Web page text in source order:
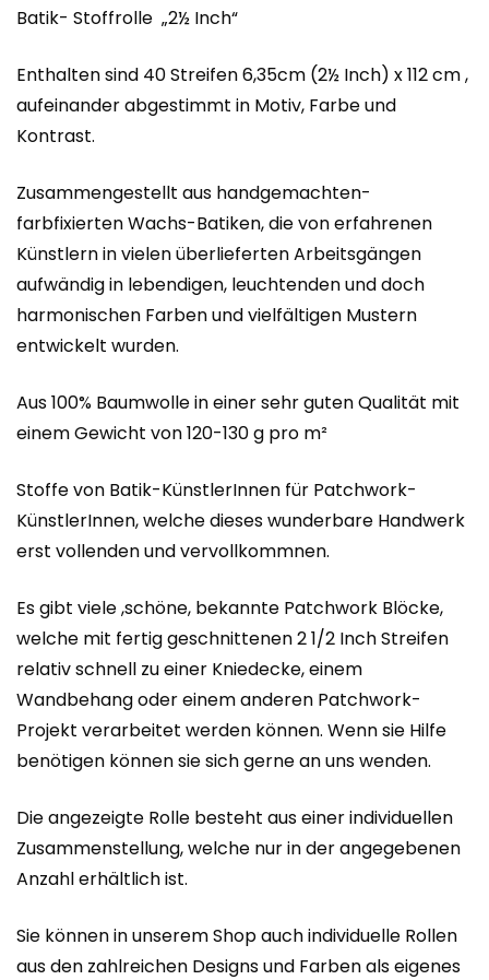
Batik- Stoffrolle „2½ Inch“
Enthalten sind 40 Streifen 6,35cm (2½ Inch) x 112 cm ,
aufeinander abgestimmt in Motiv, Farbe und
Kontrast.
Zusammengestellt aus handgemachten-
farbfixierten Wachs-Batiken, die von erfahrenen
Künstlern in vielen überlieferten Arbeitsgängen
aufwändig in lebendigen, leuchtenden und doch
harmonischen Farben und vielfältigen Mustern
entwickelt wurden.
Aus 100% Baumwolle in einer sehr guten Qualität mit
einem Gewicht von 120-130 g pro m²
Stoffe von Batik-KünstlerInnen für Patchwork-
KünstlerInnen, welche dieses wunderbare Handwerk
erst vollenden und vervollkommnen.
Es gibt viele ,schöne, bekannte Patchwork Blöcke,
welche mit fertig geschnittenen 2 1/2 Inch Streifen
relativ schnell zu einer Kniedecke, einem
Wandbehang oder einem anderen Patchwork-
Projekt verarbeitet werden können. Wenn sie Hilfe
benötigen können sie sich gerne an uns wenden.
Die angezeigte Rolle besteht aus einer individuellen
Zusammenstellung, welche nur in der angegebenen
Anzahl erhältlich ist.
Sie können in unserem Shop auch individuelle Rollen
aus den zahlreichen Designs und Farben als eigenes